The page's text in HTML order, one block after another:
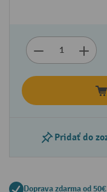
Pridať do
Doprava zdarma od 50€